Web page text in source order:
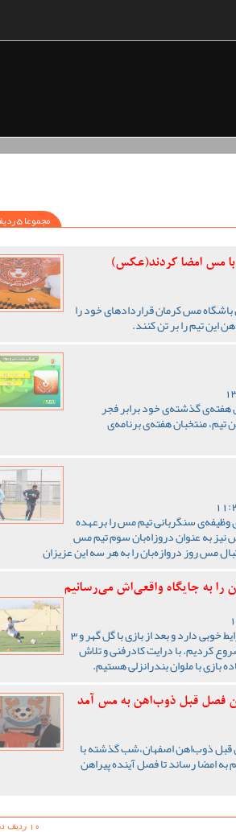
مجموعا 5 ردیف یافت شد
مس کرمان قراردادهای خود را
این تیم را بر تن کنند.
گذشته‌ی خود برابر فجر
منتخبان هفته‌ی برنامه‌ی
سنگربانی تیم مس را برعهده
نیز به عنوان دروزاه‌بان سوم تیم مس
مس روز دروازه‌بان را به هر سه این عزیزان
به جایگاه واقعی‌اش می‌رسانیم
بسیار ممنونم از شما.خدا را شکر تیم شرایط خوبی دارد و بعد از بازی با گل گهر و 3
کردیم. با درایت کادرفنی و تلاش
بازی با ملوان بندرانزلی هستیم.
فصل قبل ذوب‌اهن به مس آمد
قبل ذوب‌‌اهن اصفهان،شب گذشته با
به امضا رساند تا فصل آینده پیراهن